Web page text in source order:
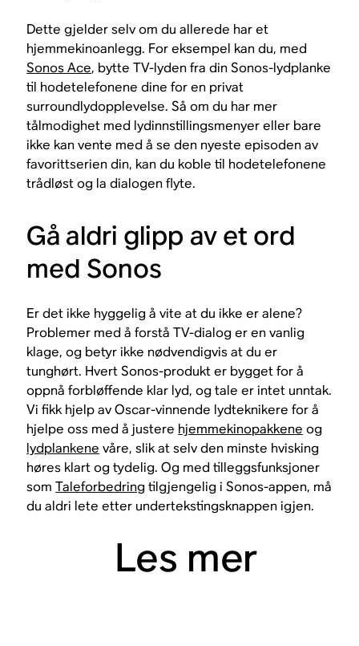
Dette gjelder selv om du allerede har et
hjemmekinoanlegg. For eksempel kan du, med
Sonos Ace, bytte TV-lyden fra din Sonos-lydplanke
til hodetelefonene dine for en privat
surroundlydopplevelse. Så om du har mer
tålmodighet med lydinnstillingsmenyer eller bare
ikke kan vente med å se den nyeste episoden av
favorittserien din, kan du koble til hodetelefonene
trådløst og la dialogen flyte.
Gå aldri glipp av et ord
med Sonos
Er det ikke hyggelig å vite at du ikke er alene?
Problemer med å forstå TV-dialog er en vanlig
klage, og betyr ikke nødvendigvis at du er
tunghørt. Hvert Sonos-produkt er bygget for å
oppnå forbløffende klar lyd, og tale er intet unntak.
Vi fikk hjelp av Oscar-vinnende lydteknikere for å
hjelpe oss med å justere hjemmekinopakkene og
lydplankene våre, slik at selv den minste hvisking
høres klart og tydelig. Og med tilleggsfunksjoner
somTaleforbedringtilgjengelig i Sonos-appen, må
du aldri lete etter undertekstingsknappen igjen.
Les mer